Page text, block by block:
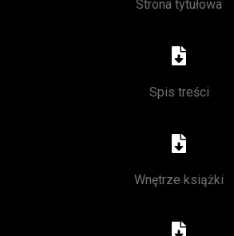
Strona tytułowa
Spis treści
Wnętrze książki